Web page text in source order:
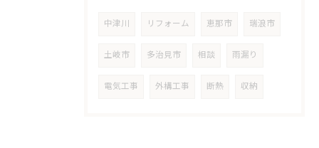
中津川 リフォーム 恵那市 瑞浪市
土岐市 多治見市 相談 雨漏り
電気工事 外構工事 断熱 収納